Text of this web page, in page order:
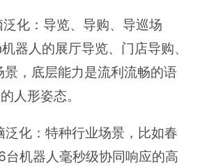
化：导览、导购、导巡场
器人的展厅导览、门店导购、
，底层能力是流利流畅的语
人形姿态。
泛化：特种行业场景，比如春
台机器人毫秒级协同响应的高